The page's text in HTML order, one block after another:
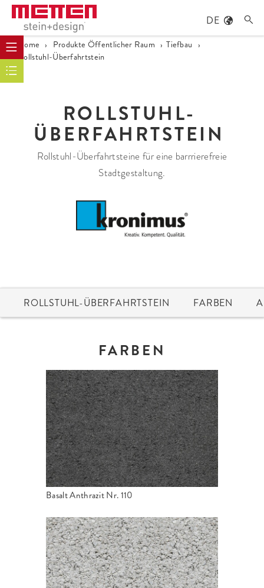
DE 
Home › Produkte Öffentlicher Raum › Tiefbau ›
Rollstuhl-Überfahrtstein
ROLLSTUHL-
ÜBERFAHRTSTEIN
Rollstuhl-Überfahrtsteine für eine barrrierefreie
Stadtgestaltung.
ROLLSTUHL-ÜBERFAHRTSTEIN FARBEN
FARBEN
Basalt Anthrazit Nr. 110